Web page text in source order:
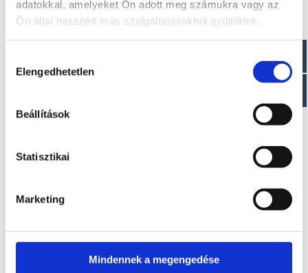
adatokkal, amelyeket Ön adott meg számukra vagy az
Ön által használt más szolgáltatásokból gyűjtöttek.
kiválasztása
Elengedhetetlen
Beállítások
Statisztikai
Marketing
Mindennek a megengedése
14.800.000 Ft + ÁFA